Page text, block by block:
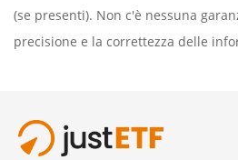
(se presenti). Non c'è nessuna
precisione e la correttezza delle